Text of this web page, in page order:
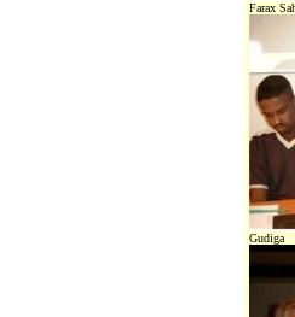
Farax
Gudiga